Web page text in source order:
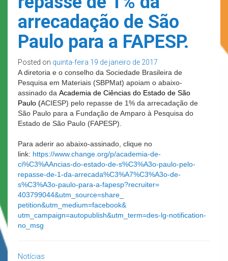
arrecadação de São
Paulo para a FAPESP.
Posted on quinta-feira 19 de janeiro de 2017
A diretoria e o conselho da Sociedade Brasileira de
Pesquisa em Materiais (SBPMat) apoiam o abaixo-
assinado da Academia de Ciências do Estado de São
Paulo (ACIESP) pelo repasse de 1% da arrecadação de
São Paulo para a Fundação de Amparo à Pesquisa do
Estado de São Paulo (FAPESP).
Para aderir ao abaixo-assinado, clique no
link: https://www.change.org/p/academia-de-
ci%C3%AAncias-do-estado-de-s%C3%A3o-paulo-pelo-
repasse-de-1-da-arrecada%C3%A7%C3%A3o-de-
s%C3%A3o-paulo-para-a-fapesp?recruiter=
403799044&utm_source=share_
petition&utm_medium=facebook&
utm_campaign=autopublish&utm_ term=des-lg-notification-
no_ msg
Notícias